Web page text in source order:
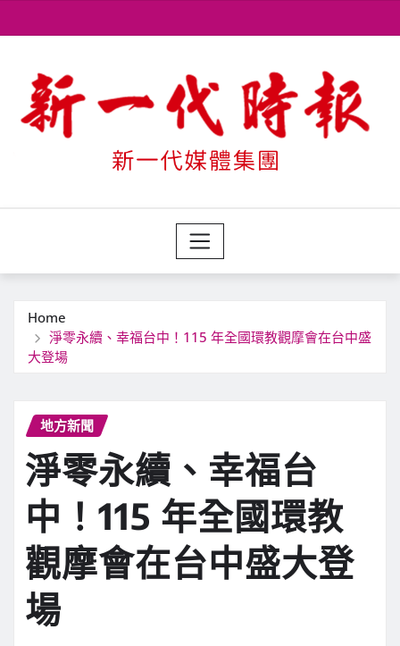
to
Home
淨零永續、幸福台中！115 年全國環教觀摩會在台中盛
大登場
地方新聞
淨零永續、幸福台
中！115 年全國環教
觀摩會在台中盛大登
場